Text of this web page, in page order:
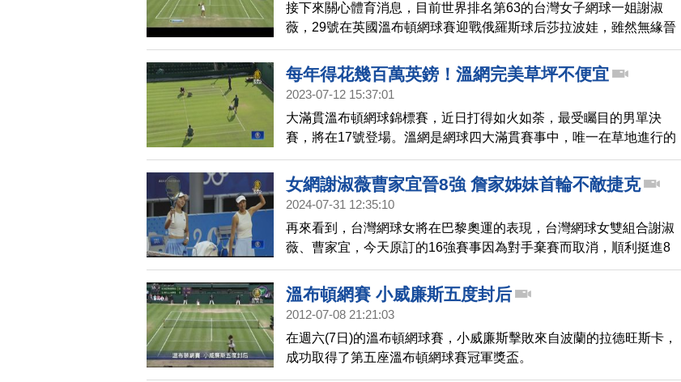
挺，還在鏡頭上簽名寫下台灣。如果今天她再度獲勝，就將締造大滿
貫台灣女將單打最佳紀錄。
接下來關心體育消息，目前世界排名第63的台灣女子網球一姐謝淑
薇，29號在英國溫布頓網球賽迎戰俄羅斯球后莎拉波娃，雖然無緣晉
級16強，但她對自己的表現感到滿意且信心大增，認為球后其實不是
那麼遙不可及。
每年得花幾百萬英鎊！溫網完美草坪不便宜
2023-07-12 15:37:01
大滿貫溫布頓網球錦標賽，近日打得如火如荼，最受矚目的男單決
賽，將在17號登場。溫網是網球四大滿貫賽事中，唯一在草地進行的
比賽。不過你有想過嗎？溫網完美的草地是怎麼種出來的呢？接下來
的新聞，帶您了解。
女網謝淑薇曹家宜晉8強 詹家姊妹首輪不敵捷克
2024-07-31 12:35:10
再來看到，台灣網球女將在巴黎奧運的表現，台灣網球女雙組合謝淑
薇、曹家宜，今天原訂的16強賽事因為對手棄賽而取消，順利挺進8
強賽。而「詹家姊妹」詹詠然、詹皓晴，在巴黎奧運首輪苦戰兩盤，
不敵捷克，無緣晉級！這場比賽也是詹詠然在奧運賽場上的最後一
役。
溫布頓網賽 小威廉斯五度封后
2012-07-08 21:21:03
在週六(7日)的溫布頓網球賽，小威廉斯擊敗來自波蘭的拉德旺斯卡，
成功取得了第五座溫布頓網球賽冠軍獎盃。